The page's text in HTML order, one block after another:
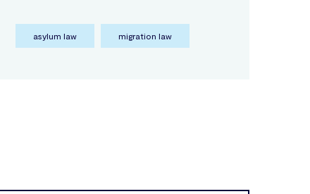
asylum law migration law